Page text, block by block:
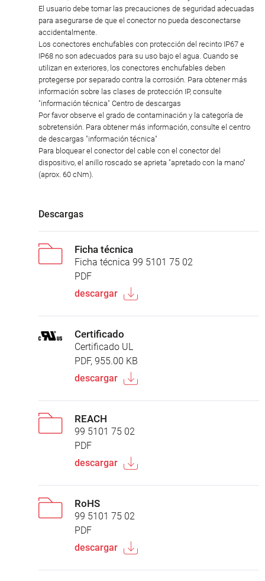
El usuario debe tomar las precauciones de seguridad adecuadas
para asegurarse de que el conector no pueda desconectarse
accidentalmente.
Los conectores enchufables con protección del recinto IP67 e
IP68 no son adecuados para su uso bajo el agua. Cuando se
utilizan en exteriores, los conectores enchufables deben
protegerse por separado contra la corrosión. Para obtener más
información sobre las clases de protección IP, consulte
"información técnica" Centro de descargas
Por favor observe el grado de contaminación y la categoría de
sobretensión. Para obtener más información, consulte el centro
de descargas "información técnica"
Para bloquear el conector del cable con el conector del
dispositivo, el anillo roscado se aprieta "apretado con la mano"
(aprox. 60 cNm).
Descargas
Ficha técnica
Ficha técnica 99 5101 75 02
PDF
descargar
Certificado
Certificado UL
PDF, 955.00 KB
descargar
REACH
99 5101 75 02
PDF
descargar
RoHS
99 5101 75 02
PDF
descargar